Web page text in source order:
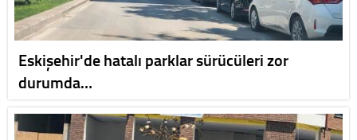
Eskişehir'de hatalı parklar sürücüleri zor
durumda…